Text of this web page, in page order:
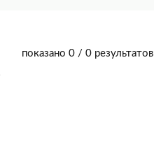
показано 0 / 0 результатов